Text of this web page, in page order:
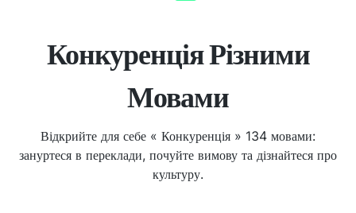
Конкуренція Різними
Мовами
Відкрийте для себе « Конкуренція » 134 мовами:
зануртеся в переклади, почуйте вимову та дізнайтеся про
культуру.